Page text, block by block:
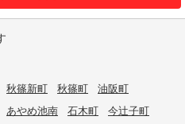
秋篠新町 秋篠町
油阪町
あやめ池南 石木町
今辻子町